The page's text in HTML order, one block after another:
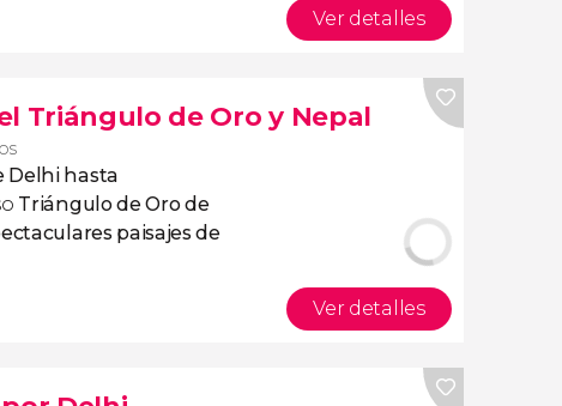
Ver detalles
Triángulo de Oro y Nepal
Delhi hasta
Triángulo de Oro de
paisajes de
Ver detalles